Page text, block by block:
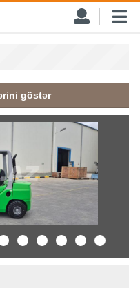
göstər